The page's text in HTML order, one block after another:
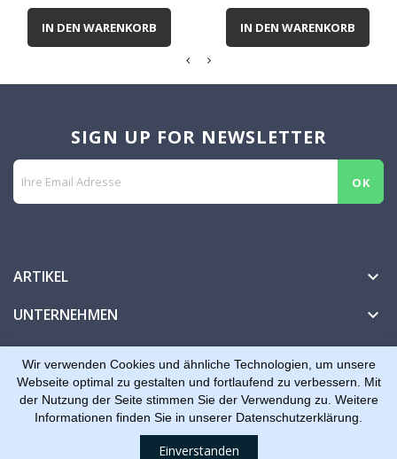
IN DEN WARENKORB IN DEN WARENKORB
SIGN UP FOR NEWSLETTER
ARTIKEL 
UNTERNEHMEN 
IHR KONTO 
Wir verwenden Cookies und ähnliche Technologien, um unsere
Webseite optimal zu gestalten und fortlaufend zu verbessern. Mit
der Nutzung der Seite stimmen Sie der Verwendung zu. Weitere
Informationen finden Sie in unserer Datenschutzerklärung.
Einverstanden